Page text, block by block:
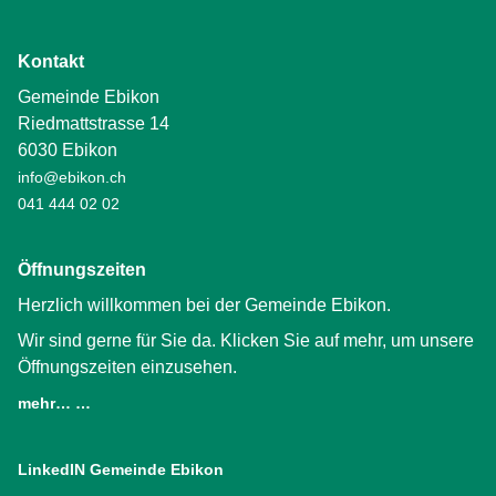
Kontakt
Gemeinde Ebikon
Riedmattstrasse 14
6030 Ebikon
info@ebikon.ch
041 444 02 02
Öffnungszeiten
Herzlich willkommen bei der Gemeinde Ebikon.
Wir sind gerne für Sie da. Klicken Sie auf mehr, um unsere
Öffnungszeiten einzusehen.
mehr… …
LinkedIN Gemeinde Ebikon